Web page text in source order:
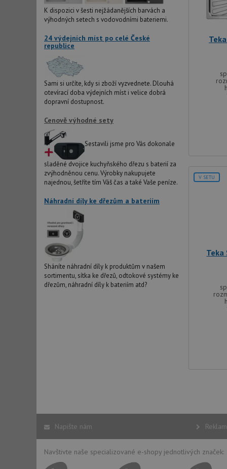
K dispozici v šesti nejžádanějších barvách a
výhodných setech s vodovodními bateriemi.
24 výdejních míst po celé České
republice
Sami si určíte, kdy si zboží vyzvednete. Dlouhá
otevírací doba výdejních míst i velice dobrá
dopravní dostupnost.
Cenově výhodné sety
Sestavili jsme pro Vás dokonale
sladěné dvojice kuchyňského dřezu s baterií za
zvýhodněnou cenu. Výrobky nakupujete
najednou, šetříte tím Váš čas a také Vaše peníze.
Náhradní díly ke dřezům a bateriím
Sháníte náhradní díly k produktům v našem
sortimentu, sítka ke dřezů, odtokové systémy ke
dřezům, náhradní díly k bateriím atd?
V SETU
Teka
Napište nám
Navštivte naše specializované e-shopy jednotlivých značek:
YSC
__Secure-